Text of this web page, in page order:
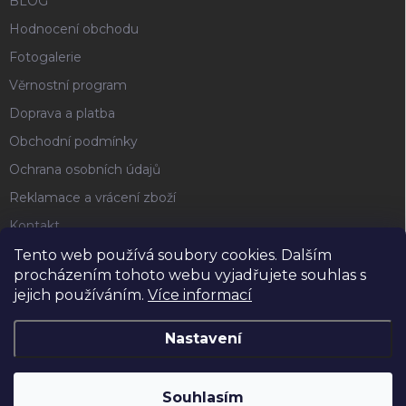
Tento web používá soubory cookies. Dalším
procházením tohoto webu vyjadřujete souhlas s
jejich používáním. Více informací
Nastavení
Souhlasím
Hodnocení obchodu
Fotogalerie
Věrnostní program
Doprava a platba
Obchodní podmínky
Ochrana osobních údajů
Reklamace a vrácení zboží
Kontakt
FACEBOOK
Horse4u . Všechna práva vyhrazena.